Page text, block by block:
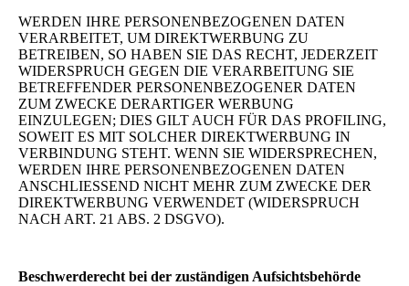
WERDEN IHRE PERSONENBEZOGENEN DATEN
VERARBEITET, UM DIREKTWERBUNG ZU
BETREIBEN, SO HABEN SIE DAS RECHT, JEDERZEIT
WIDERSPRUCH GEGEN DIE VERARBEITUNG SIE
BETREFFENDER PERSONENBEZOGENER DATEN
ZUM ZWECKE DERARTIGER WERBUNG
EINZULEGEN; DIES GILT AUCH FÜR DAS PROFILING,
SOWEIT ES MIT SOLCHER DIREKTWERBUNG IN
VERBINDUNG STEHT. WENN SIE WIDERSPRECHEN,
WERDEN IHRE PERSONENBEZOGENEN DATEN
ANSCHLIESSEND NICHT MEHR ZUM ZWECKE DER
DIREKTWERBUNG VERWENDET (WIDERSPRUCH
NACH ART. 21 ABS. 2 DSGVO).
Beschwerderecht bei der zuständigen Aufsichtsbehörde